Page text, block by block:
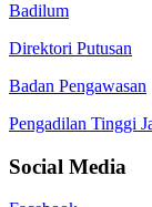
Badilum
Direktori Putusan
Badan Pengawasan
Pengadilan Tinggi
Social Media